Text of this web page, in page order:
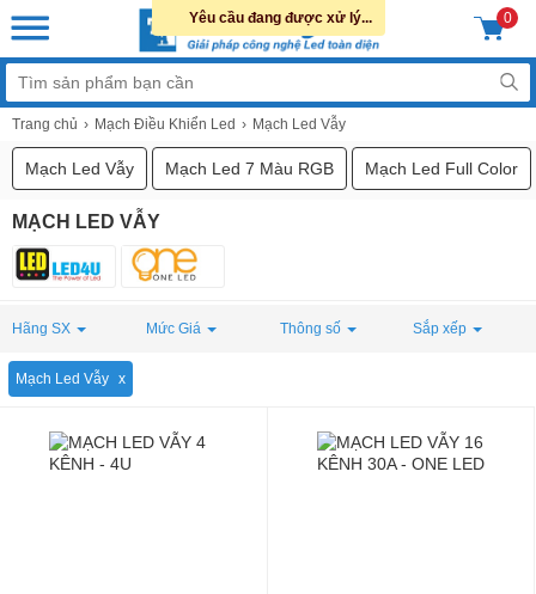
0
Trang chủ Mạch Điều Khiển Led Mạch Led Vẫy
Mạch Led Vẫy Mạch Led 7 Màu RGB Mạch Led Full Color
MẠCH LED VẪY
Hãng SX Mức Giá Thông số Sắp xếp
Mạch Led Vẫy
Yêu cầu đang được xử lý...